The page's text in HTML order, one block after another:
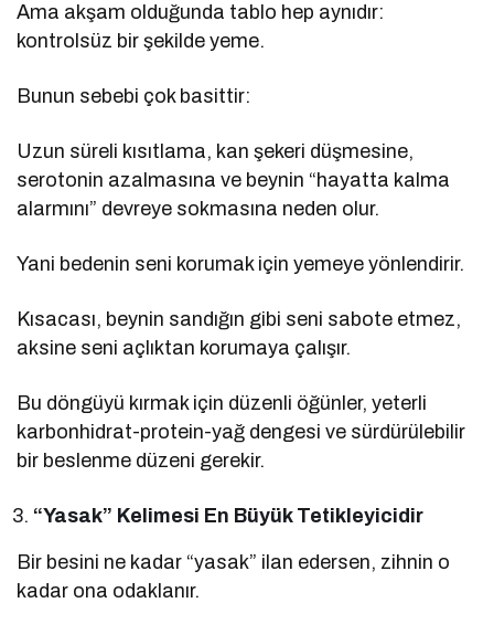
Ama akşam olduğunda tablo hep aynıdır:
kontrolsüz bir şekilde yeme.
Bunun sebebi çok basittir:
Uzun süreli kısıtlama, kan şekeri düşmesine,
serotonin azalmasına ve beynin “hayatta kalma
alarmını” devreye sokmasına neden olur.
Yani bedenin seni korumak için yemeye yönlendirir.
Kısacası, beynin sandığın gibi seni sabote etmez,
aksine seni açlıktan korumaya çalışır.
Bu döngüyü kırmak için düzenli öğünler, yeterli
karbonhidrat-protein-yağ dengesi ve sürdürülebilir
bir beslenme düzeni gerekir.
“Yasak” Kelimesi En Büyük Tetikleyicidir
Bir besini ne kadar “yasak” ilan edersen, zihnin o
kadar ona odaklanır.